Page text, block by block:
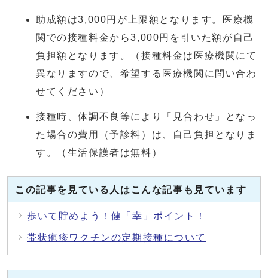
助成額は3,000円が上限額となります。医療機
関での接種料金から3,000円を引いた額が自己
負担額となります。（接種料金は医療機関にて
異なりますので、希望する医療機関に問い合わ
せてください）
接種時、体調不良等により「見合わせ」となっ
た場合の費用（予診料）は、自己負担となりま
す。（生活保護者は無料）
この記事を見ている人はこんな記事も見ています
歩いて貯めよう！健「幸」ポイント！
帯状疱疹ワクチンの定期接種について